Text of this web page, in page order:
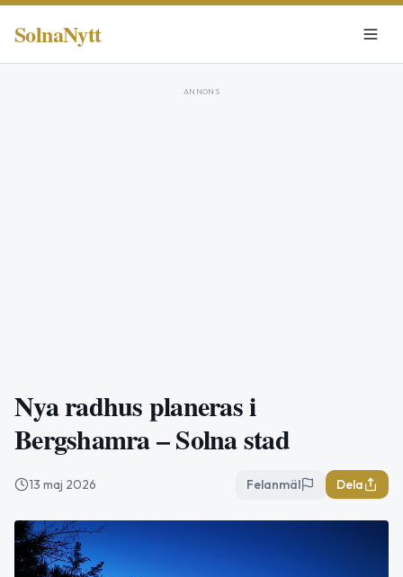
SolnaNytt
ANNONS
Nya radhus planeras i
Bergshamra – Solna stad
13 maj 2026 Felanmäl Dela